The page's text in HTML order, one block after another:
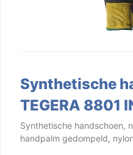
Synthetische
TEGERA 8801
Synthetische handschoen,
handpalm gedompeld,